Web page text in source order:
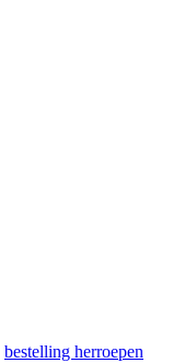
bestelling herroepen